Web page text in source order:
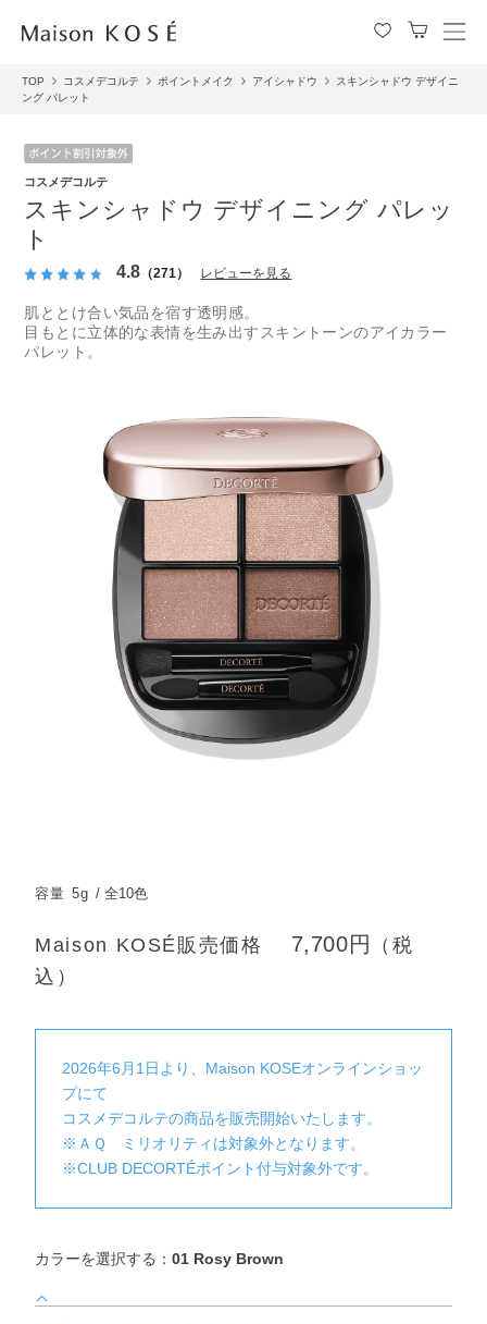
メ
ュ
TOP コスメデコルテ ポイントメイク アイシャドウ
スキンシャドウ デザイニ
ング パレット
コスメデコルテ
スキンシャドウ デザイニング パレッ
ト
4.8 （271） レビューを見る
肌ととけ合い気品を宿す透明感。
目もとに立体的な表情を生み出すスキントーンのアイカラー
パレット。
容量 5g 全10色
Maison KOSÉ販売価格 7,700円
（税
込）
2026年6月1日より、Maison KOSEオンラインショッ
プにて
コスメデコルテの商品を販売開始いたします。
※ＡＱ ミリオリティは対象外となります。
※CLUB DECORTÉポイント付与対象外です。
カラーを選択する：01 Rosy Brown